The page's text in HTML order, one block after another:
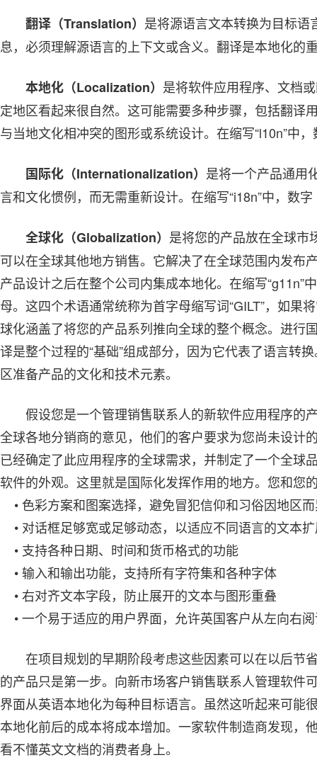
翻译（Translation） 是将源语言文本转换为目标
息，必须理解源语言的上下文或含义。翻译是本地化的
本地化（Localization） 是将软件应用程序、文档
定地区看起来很自然。这可能需要多种步骤，包括翻译
与当地文化相冲突的图形或系统设计。在缩写“l10n”中
国际化（Internationalization） 是将一个产品通用
言和文化惯例，而无需重新设计。在缩写“i18n”中，数
全球化（Globalization） 是将您的产品放在全球市
可以在全球其他地方销售。它解决了在全球范围内发布
产品设计之后在整个公司内集成本地化。在缩写“g11n”
母。这四个术语通常统称为首字母缩写词“GILT”，如果
球化涵盖了将您的产品系列推向全球的整个概念。进行
译是整个过程的“基础”组成部分，因为它代表了语言转
区准备产品的文化和技术元素。
假设您是一个管理销售联系人的新软件应用程序的
全球各地分销商的意见，他们的客户要求为您尚未设计
已经确定了此应用程序的全球需求，并制定了一个全球
软件的外观。这里就是国际化发挥作用的地方。您和您
• 色彩方案和图案选择，避免冒犯信仰和习俗因地区
• 对话框足够宽或足够动态，以适应不同语言的文本
• 支持各种日期、时间和货币格式的功能
• 输入和输出功能，支持所有字符集和各种字体
• 右对齐文本字段，防止展开的文本与图形重叠
• 一个易于适应的用户界面，允许英国客户从左向右
在项目规划的早期阶段考虑这些因素可以在以后节
的产品只是第一步。向新市场客户销售联系人管理软件
界面从英语本地化为每种目标语言。虽然这听起来可能
本地化前后的成本将成本增加。一家软件制造商发现，
看不懂英文文档的消费者身上。